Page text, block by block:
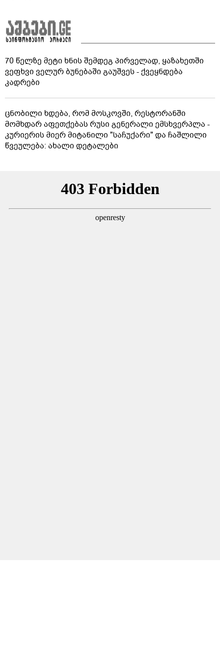
70 წელზე მეტი ხნის შემდეგ პირველად, ყაზახეთში
ვეფხვი ველურ ბუნებაში გაუშვეს - ქვეყნდება
კადრები
ცნობილი ხდება, რომ მოსკოვში, რესტორანში
მომხდარ აფეთქებას რუსი გენერალი ემსხვერპლა -
კურიერის მიერ მიტანილი "საჩუქარი" და ჩაშლილი
წვეულება: ახალი დეტალები